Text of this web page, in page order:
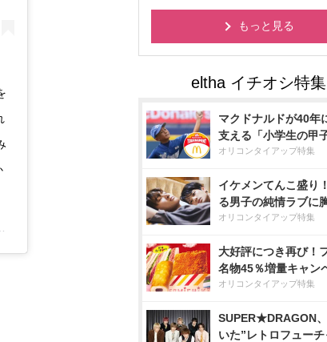
もっと見る
マクドナルドが40年
支える「小学生の甲
オリコンタイアップ特集
イケメンてんこ盛り
る男子の純情ラブに
オリコンタイアップ特集
大好評につき再び！
名物45％増量キャン
オリコンタイアップ特集
SUPER★DRAGON
いた”レトロフューチ